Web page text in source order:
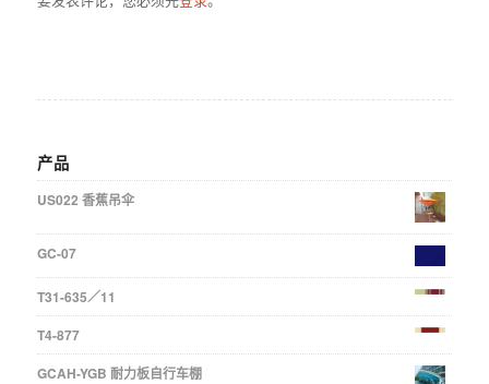
产品
US022 香蕉吊伞
GC-07
T31-635／11
T4-877
GCAH-YGB 耐力板自行车棚